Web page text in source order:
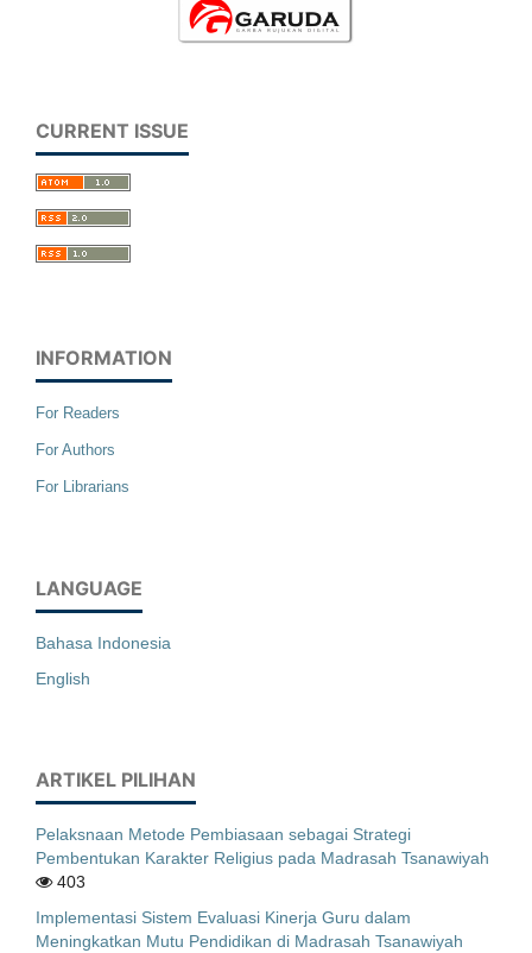
CURRENT ISSUE
INFORMATION
For Readers
For Authors
For Librarians
LANGUAGE
Bahasa Indonesia
English
ARTIKEL PILIHAN
Pelaksnaan Metode Pembiasaan sebagai Strategi
Pembentukan Karakter Religius pada Madrasah Tsanawiyah
403
Implementasi Sistem Evaluasi Kinerja Guru dalam
Meningkatkan Mutu Pendidikan di Madrasah Tsanawiyah